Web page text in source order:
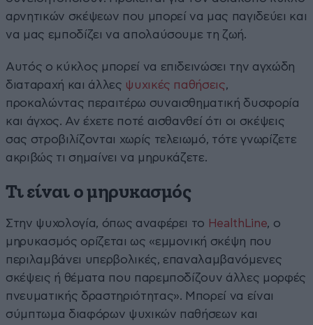
αρνητικών σκέψεων που μπορεί να μας παγιδεύει και
να μας εμποδίζει να απολαύσουμε τη ζωή.
Αυτός ο κύκλος μπορεί να επιδεινώσει την αγχώδη
διαταραχή και άλλες ψυχικές παθήσεις,
προκαλώντας περαιτέρω συναισθηματική δυσφορία
και άγχος. Αν έχετε ποτέ αισθανθεί ότι οι σκέψεις
σας στροβιλίζονται χωρίς τελειωμό, τότε γνωρίζετε
ακριβώς τι σημαίνει να μηρυκάζετε.
Τι είναι ο μηρυκασμός
Στην ψυχολογία, όπως αναφέρει το HealthLine, ο
μηρυκασμός ορίζεται ως «εμμονική σκέψη που
περιλαμβάνει υπερβολικές, επαναλαμβανόμενες
σκέψεις ή θέματα που παρεμποδίζουν άλλες μορφές
πνευματικής δραστηριότητας». Μπορεί να είναι
σύμπτωμα διαφόρων ψυχικών παθήσεων και